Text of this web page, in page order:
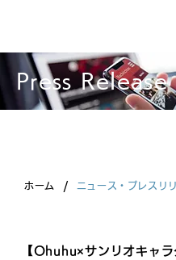
Press Release
ホーム / ニュース・プレスリ
【Ohuhu×サンリオキャラ